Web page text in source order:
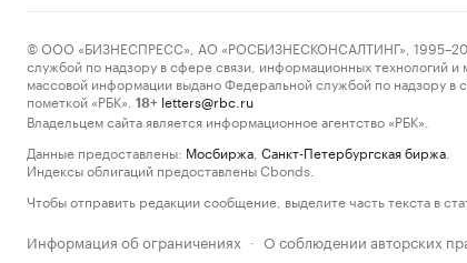
© ООО «БИЗНЕСПРЕСС», АО «РОСБИЗНЕСКОНСАЛТИНГ», 1995–2026.
службой по надзору в сфере связи, информационных технологий
массовой информации выдано Федеральной службой по надзору
пометкой «РБК».
18+ letters@rbc.ru
Владельцем сайта является информационное агентство «РБК».
Данные предоставлены: Мосбиржа Санкт-Петербургская биржа
Индексы облигаций предоставлены Cbonds.
Чтобы отправить редакции сообщение, выделите часть текста в
Информация об ограничениях · О соблюдении авторских